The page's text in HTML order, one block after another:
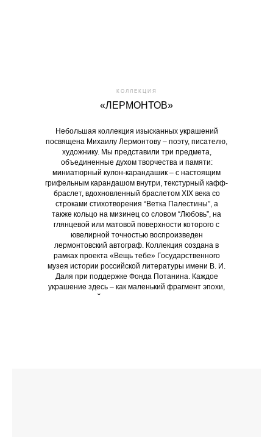
«ЛЕРМОНТОВ»
Небольшая коллекция изысканных украшений
посвящена Михаилу Лермонтову – поэту, писателю,
художнику. Мы представили три предмета,
объединенные духом творчества и памяти:
миниатюрный кулон-карандашик – с настоящим
грифельным карандашом внутри, текстурный кафф-
браслет, вдохновленный браслетом XIX века со
строками стихотворения “Ветка Палестины”, а
также кольцо на мизинец со словом “Любовь”, на
глянцевой или матовой поверхности которого с
ювелирной точностью воспроизведен
лермонтовский автограф. Коллекция создана в
рамках проекта «Вещь тебе» Государственного
музея истории российской литературы имени В. И.
Даля при поддержке Фонда Потанина. Каждое
украшение здесь – как маленький фрагмент эпохи,
который хочется понять и ощутить…
КОЛЛЕКЦИЯ